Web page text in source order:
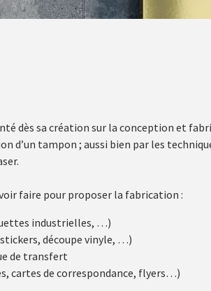
dès sa création sur la conception et
d’un tampon ; aussi bien par les
faire pour proposer la fabrication :
industrielles, …)
découpe vinyle, …)
de transfert
cartes de correspondance, flyers…)